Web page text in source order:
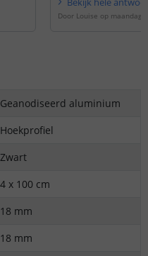
Door Louise op maandag
Geanodiseerd aluminium
Hoekprofiel
Zwart
4 x 100 cm
18 mm
18 mm